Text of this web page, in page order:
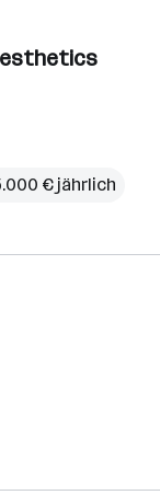
€ jährlich